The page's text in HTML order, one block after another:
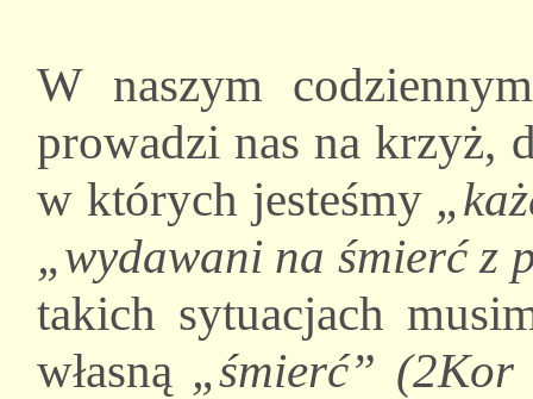
W naszym
prowadzi nas na krzyż,
w których jesteśmy
„wydawani na śmierć z
takich sytuacjach
własną „śmierć” (2Kor